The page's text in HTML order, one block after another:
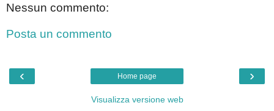
Nessun commento:
Posta un commento
‹ ›
Home page
Visualizza versione web